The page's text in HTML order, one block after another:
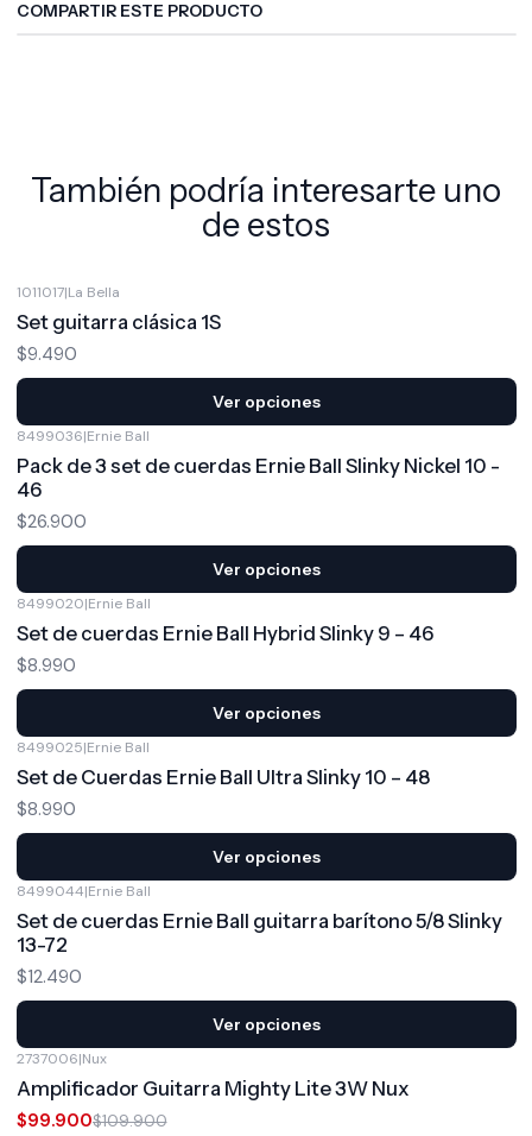
COMPARTIR ESTE PRODUCTO
También podría interesarte uno
de estos
1011017|La Bella
Set guitarra clásica 1S
$9.490
Ver opciones
8499036|Ernie Ball
Pack de 3 set de cuerdas Ernie Ball Slinky Nickel 10 -
46
$26.900
Ver opciones
8499020|Ernie Ball
Set de cuerdas Ernie Ball Hybrid Slinky 9 – 46
$8.990
Ver opciones
8499025|Ernie Ball
Set de Cuerdas Ernie Ball Ultra Slinky 10 – 48
$8.990
Ver opciones
8499044|Ernie Ball
Set de cuerdas Ernie Ball guitarra barítono 5/8 Slinky
13-72
$12.490
Ver opciones
2737006|Nux
Amplificador Guitarra Mighty Lite 3W Nux
$99.900$109.900